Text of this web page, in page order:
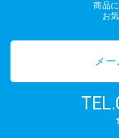
商品
お
メ
TEL.